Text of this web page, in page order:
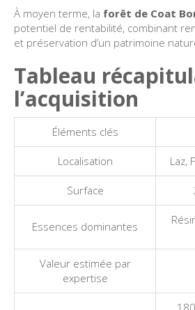
À moyen terme, la forêt de Coat
potentiel de rentabilité, combinant
et préservation d’un patrimoine
Tableau
l’acquisition
Éléments clés
Localisation Laz,
Surface
Essences dominantes
Valeur estimée par
expertise